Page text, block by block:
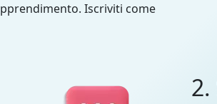
Iscriviti come